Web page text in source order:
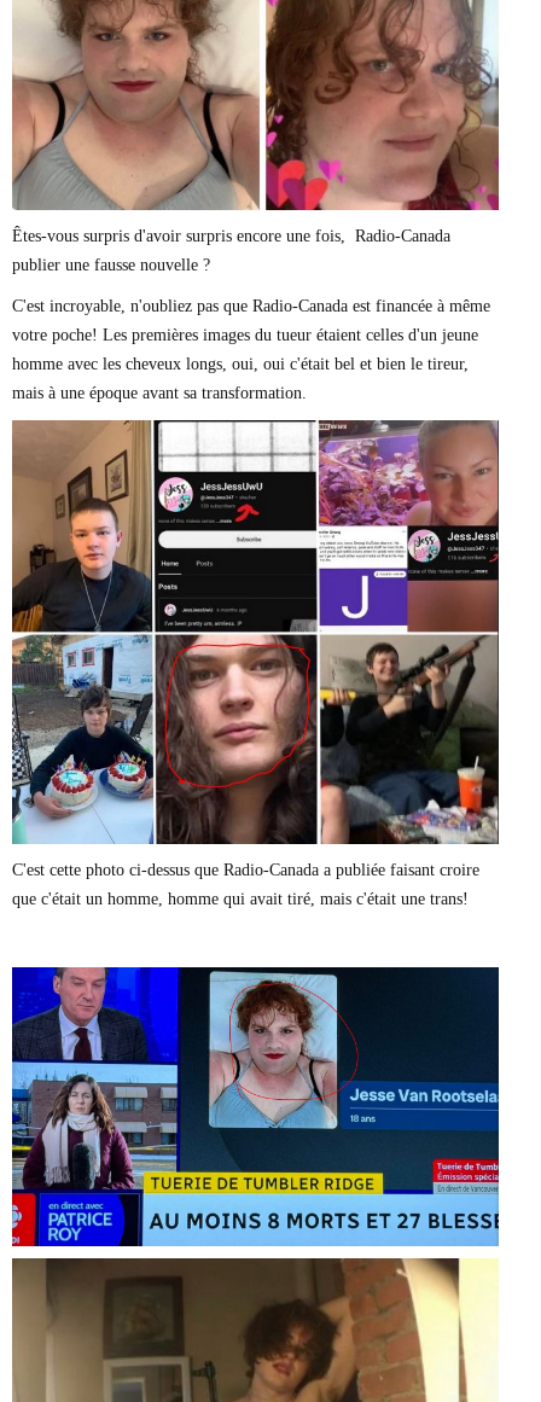
Marie-Eve Doyon
Mathieu Bock Côté
Nathalie Elgrably
Normand Lester
Philippe Léger
Pierre Martin
Remi Nadeau
Richard Béliveau
Richard Martineau
Réjean Parent
Steve E. Fortin
Thomas Mulcair
Véronyque Tremblay
Êtes-vous surpris d'avoir surpris encore une fois, Radio-Canada
publier une fausse nouvelle ?
C'est incroyable, n'oubliez pas que Radio-Canada est financée à même
votre poche! Les premières images du tueur étaient celles d'un jeune
homme avec les cheveux longs, oui, oui c'était bel et bien le tireur,
mais à une époque avant sa transformation.
C'est cette photo ci-dessus que Radio-Canada a publiée faisant croire
que c'était un homme, homme qui avait tiré, mais c'était une trans!